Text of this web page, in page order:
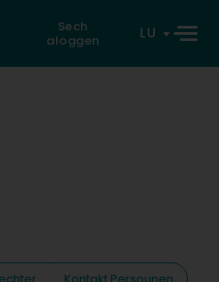
Sech
aloggen
LU